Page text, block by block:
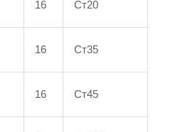
16 Ст20
16 Ст35
16 Ст45